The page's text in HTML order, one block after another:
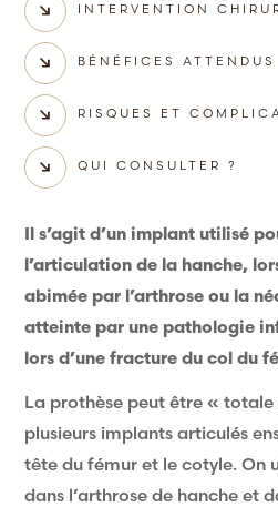
INTERVENTION
BÉNÉFICES ATTENDUS
RISQUES ET
QUI CONSULTER ?
Il s’agit d’un implant utilisé
l’articulation de la hanche,
abimée par l’arthrose ou la
atteinte par une pathologie
lors d’une fracture du col du
La prothèse peut être « totale
plusieurs implants articulés
tête du fémur et le cotyle. On
dans l’arthrose de hanche et